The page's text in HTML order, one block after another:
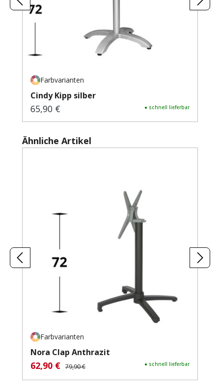
Farbvarianten
Cindy Kipp silber
Regulärer Preis:
65,90 € ● schnell lieferbar
Produktgalerie überspringen
Ähnliche Artikel
Farbvarianten
Nora Clap Anthrazit
Verkaufspreis:
62,90 € Regulärer Preis:
79,90 € ● schnell lieferbar